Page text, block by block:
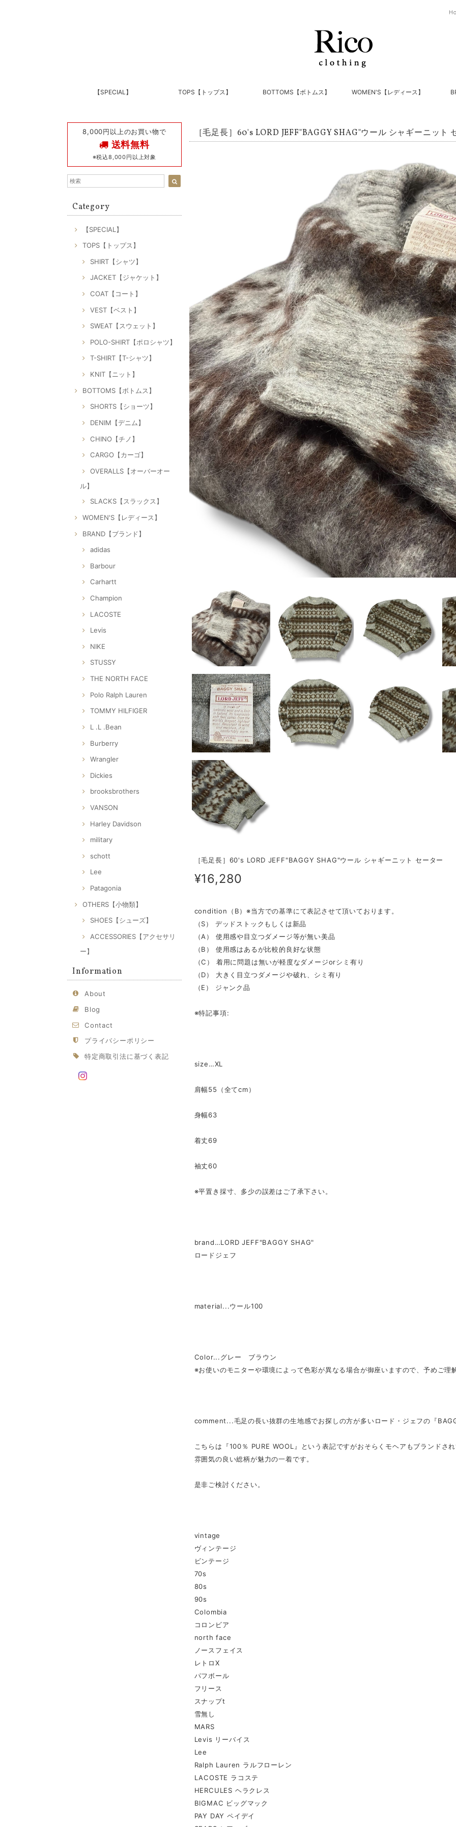
【SPECIAL】 TOPS【トップス】 BOTTOMS【ボトムス】 WOMEN'S【レディース】
8,000円以上のお買い物で
送料無料
※税込8,000円以上対象
Category
【SPECIAL】
TOPS【トップス】
SHIRT【シャツ】
JACKET【ジャケット】
COAT【コート】
VEST【ベスト】
SWEAT【スウェット】
POLO-SHIRT【ポロシャツ】
T-SHIRT【T-シャツ】
KNIT【ニット】
BOTTOMS【ボトムス】
SHORTS【ショーツ】
DENIM【デニム】
CHINO【チノ】
CARGO【カーゴ】
OVERALLS【オーバーオー
ル】
SLACKS【スラックス】
WOMEN'S【レディース】
BRAND【ブランド】
adidas
Barbour
Carhartt
Champion
LACOSTE
Levis
NIKE
STUSSY
THE NORTH FACE
Polo Ralph Lauren
TOMMY HILFIGER
L .L .Bean
Burberry
Wrangler
Dickies
brooksbrothers
VANSON
Harley Davidson
military
schott
Lee
Patagonia
OTHERS【小物類】
SHOES【シューズ】
ACCESSORIES【アクセサリ
ー】
Information
About
Blog
Contact
プライバシーポリシー
特定商取引法に基づく表記
［毛足長］60's LORD JEFF"BAGGY SHAG"ウール シャギーニット
［毛足長］60's LORD JEFF"BAGGY SHAG"ウール シャギーニット セーター
¥16,280
condition（B）※当方での基準にて表記させて頂いております。
（S） デッドストックもしくは新品
（A） 使用感や目立つダメージ等が無い美品
（B） 使用感はあるが比較的良好な状態
（C） 着用に問題は無いが軽度なダメージorシミ有り
（D） 大きく目立つダメージや破れ、シミ有り
（E） ジャンク品
※特記事項:
size…XL
肩幅55（全てcm）
身幅63
着丈69
袖丈60
※平置き採寸、多少の誤差はご了承下さい。
brand…LORD JEFF"BAGGY SHAG"
ロードジェフ
material...ウール100
Color...グレー ブラウン
※お使いのモニターや環境によって色彩が異なる場合が御座いますので、予めご理
comment...毛足の長い抜群の生地感でお探しの方が多いロード・ジェフの『
こちらは『100％ PURE WOOL』という表記ですがおそらくモヘアもブランドさ
雰囲気の良い総柄が魅力の一着です。
是非ご検討ください。
vintage
ヴィンテージ
ビンテージ
70s
80s
90s
Colombia
コロンビア
north face
ノースフェイス
レトロX
パフボール
フリース
スナップt
雪無し
MARS
Levis リーバイス
Lee
Ralph Lauren ラルフローレン
LACOSTE ラコステ
HERCULES ヘラクレス
BIGMAC ビッグマック
PAY DAY ペイデイ